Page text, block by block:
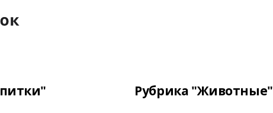
Рубрика "Животные"